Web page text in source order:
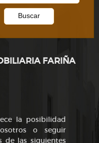
FARIÑA
la posibilidad
o seguir
de las siguientes